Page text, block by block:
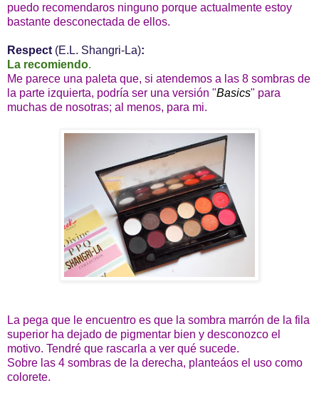
puedo recomendaros ninguno porque actualmente estoy
bastante desconectada de ellos.
Respect (E.L. Shangri-La):
La recomiendo.
Me parece una paleta que, si atendemos a las 8 sombras de
la parte izquierta, podría ser una versión "Basics" para
muchas de nosotras; al menos, para mi.
La pega que le encuentro es que la sombra marrón de la fila
superior ha dejado de pigmentar bien y desconozco el
motivo. Tendré que rascarla a ver qué sucede.
Sobre las 4 sombras de la derecha, planteáos el uso como
colorete.